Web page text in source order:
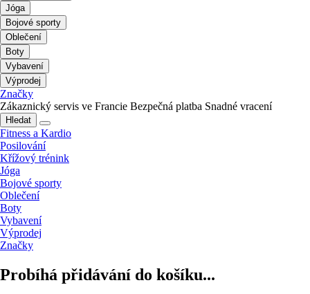
Jóga
Bojové sporty
Oblečení
Boty
Vybavení
Výprodej
Značky
Zákaznický servis ve Francie Bezpečná platba Snadné vracení
Hledat
Fitness a Kardio
Posilování
Křížový trénink
Jóga
Bojové sporty
Oblečení
Boty
Vybavení
Výprodej
Značky
Probíhá přidávání do košíku...